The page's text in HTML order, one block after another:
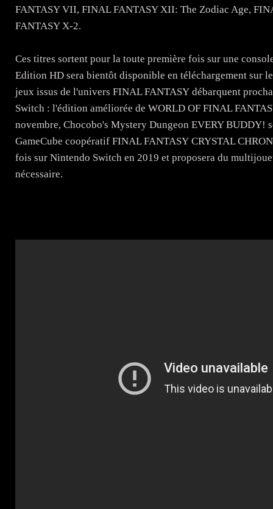
FANTASY VII, FINAL FANTASY XII: The Zodiac Age,
FANTASY X-2.
Ces titres sortent pour la toute première fois sur une
Edition HD sera bientôt disponible en téléchargement sur
jeux issus de l'univers FINAL FANTASY débarquent
Switch : l'édition améliorée de WORLD OF FINAL
novembre, Chocobo's Mystery Dungeon EVERY BUDDY!
GameCube coopératif FINAL FANTASY CRYSTAL
fois sur Nintendo Switch en 2019 et proposera du
nécessaire.